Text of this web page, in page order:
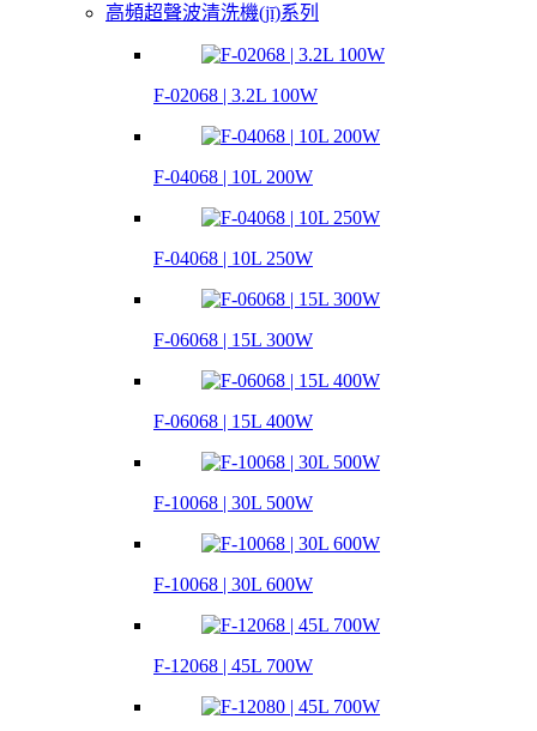
高頻超聲波清洗機(jī)系列
F-02068 | 3.2L 100W
F-04068 | 10L 200W
F-04068 | 10L 250W
F-06068 | 15L 300W
F-06068 | 15L 400W
F-10068 | 30L 500W
F-10068 | 30L 600W
F-12068 | 45L 700W